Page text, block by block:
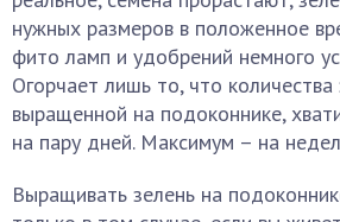
нужных размеров в положенное
фито ламп и удобрений немного
Огорчает лишь то, что количества
выращенной на подоконнике,
на пару дней. Максимум – на
Выращивать зелень на